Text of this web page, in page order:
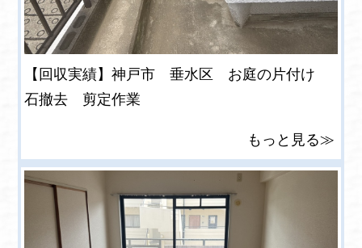
【回収実績】神戸市 垂水区 お庭の片付け
石撤去 剪定作業
もっと見る≫